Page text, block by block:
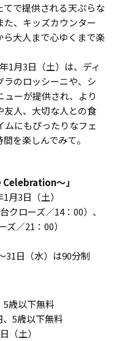
で提供される天ぷらな
、キッズカウンター
大人まで心ゆくまで楽
1月3日（土）は、ディ
ラのロッシーニや、シ
ーが提供され、より
友人、大切な人との食
にもぴったりなフェ
を楽しんでみて。
～」
月3日（土）
クローズ／14：00）、
／21：00）
31日（水）は90分制
5歳以下無料
、5歳以下無料
（土）